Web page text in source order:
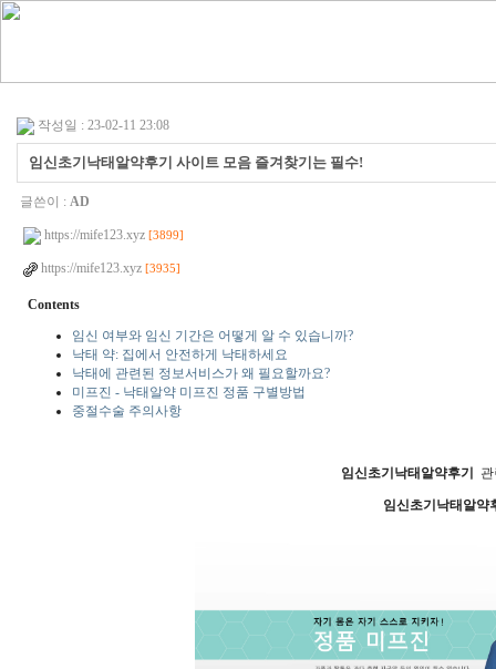
작성일 : 23-02-11 23:08
임­신초기낙­태알­약후기 사이트 모음 즐겨찾기는 필수!
글쓴이 : AD
https://mife123.xyz [3899]
https://mife123.xyz [3935]
Contents
임신 여부와 임신 기간은 어떻게 알 수 있습니까?
낙태 약: 집에서 안전하게 낙태하세요
낙태에 관련된 정보서비스가 왜 필요할까요?
미프진 - 낙태알약 미프진 정품 구별방법
중절수술 주의사항
임­신초기낙­태알­약후기
임­신초기낙­태알­약